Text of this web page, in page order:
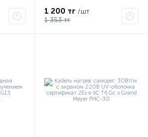
1 200 тг /шт
1 353 тг